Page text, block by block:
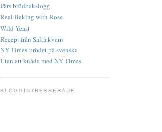
Pärs brödbakslogg
Real Baking with Rose
Wild Yeast
Recept från Saltå kvarn
NY Times-brödet på svenska
Utan att knåda med NY Times
BLOGGINTRESSERADE